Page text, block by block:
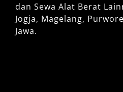
dan Sewa Alat Berat
Jogja, Magelang,
Jawa.